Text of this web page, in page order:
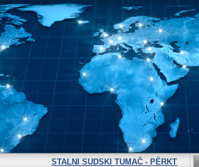
STALNI SUDSKI TUMAČ - PËRKTHYES I